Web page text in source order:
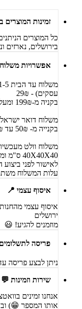
זמינות המוצרים
כל המוצרים
בירושלים, נארזים
אפשרויות
עסקים) - 29₪
בקניה מ-199₪ ומעלה - משלוח חינם!
משלוח דואר ישראל
בקנייה מ- 50₪ עד 198₪ - משלוח חינם!
משלוח וולט
לאישור לפני ביצוע
עלות המשלוח
איסוף עצמי 📍
ירושלים
מוזמנים להגיע! 😃
פריסה
ניתן לבצע פריסה עד 10 תשלומים ללא ריבית!
שירות וזמינות
אותו המספר 😁)